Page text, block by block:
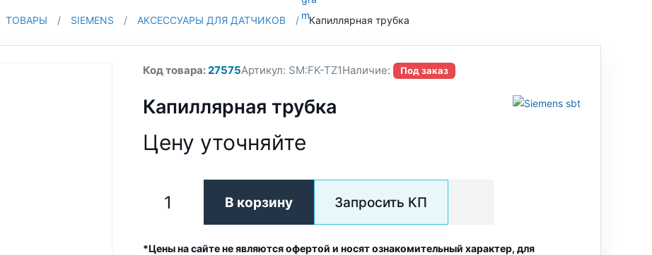
ТОВАРЫ / SIEMENS / АКСЕССУАРЫ ДЛЯ ДАТЧИКОВ / Капиллярная трубка
Код товара:27575Артикул: SM:FK-TZ1Наличие: Под заказ
Капиллярная трубка
Цену уточняйте
В корзину Запросить КП
*Цены на сайте не являются офертой и носят ознакомительный характер, для